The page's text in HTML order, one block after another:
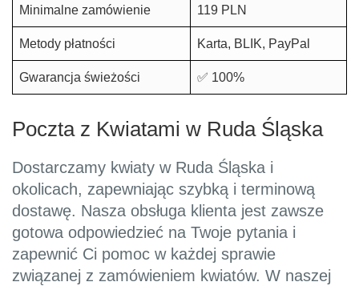
Minimalne zamówienie 119 PLN
Metody płatności Karta, BLIK, PayPal
Gwarancja świeżości ✅ 100%
Poczta z Kwiatami w Ruda Śląska
Dostarczamy kwiaty w Ruda Śląska i
okolicach, zapewniając szybką i terminową
dostawę. Nasza obsługa klienta jest zawsze
gotowa odpowiedzieć na Twoje pytania i
zapewnić Ci pomoc w każdej sprawie
związanej z zamówieniem kwiatów. W naszej